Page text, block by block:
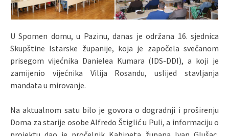
U Spomen domu, u Pazinu, danas je održana 16. sjednica
Skupštine Istarske županije, koja je započela svečanom
prisegom vijećnika Danielea Kumara (IDS-DDI), a koji je
zamijenio vijećnika Vilija Rosandu, uslijed stavljanja
mandata u mirovanje.
Na aktualnom satu bilo je govora o dogradnji i proširenju
Doma za starije osobe Alfredo Štiglić u Puli, a informaciju o